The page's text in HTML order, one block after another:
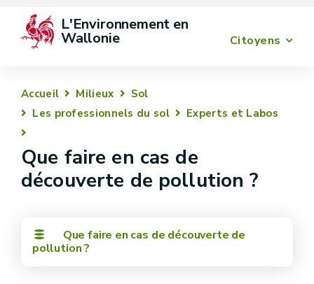
Citoyens
L'Environnement en
Wallonie
Accueil Milieux
Sol
Les professionnels du sol
Experts et Labos
Que faire en cas de
découverte de pollution ?
Que faire en cas de découverte de
pollution ?